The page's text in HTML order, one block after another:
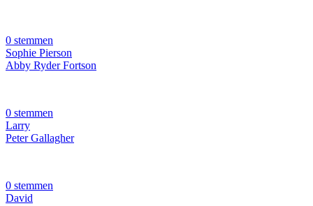
0 stemmen
Sophie Pierson
Abby Ryder Fortson
0 stemmen
Larry
Peter Gallagher
0 stemmen
David